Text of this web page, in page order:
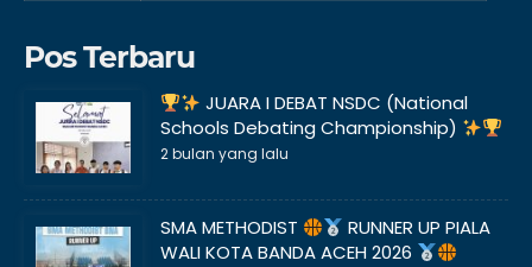
Pos Terbaru
JUARA I DEBAT NSDC (National
Schools Debating Championship)
2 bulan yang lalu
SMA METHODIST
RUNNER UP PIALA
WALI KOTA BANDA ACEH 2026